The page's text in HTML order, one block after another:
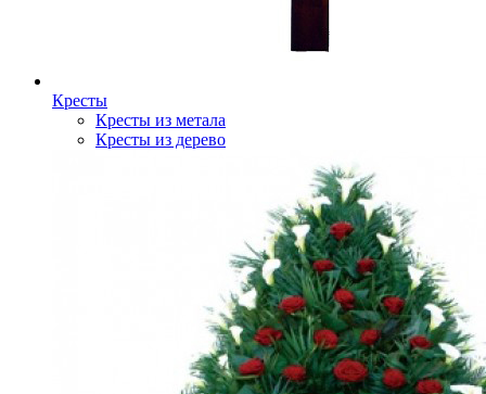
Кресты
Кресты из метала
Кресты из дерево